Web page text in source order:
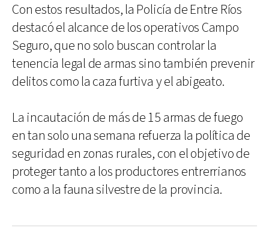
Con estos resultados, la Policía de Entre Ríos
destacó el alcance de los operativos Campo
Seguro, que no solo buscan controlar la
tenencia legal de armas sino también prevenir
delitos como la caza furtiva y el abigeato.
La incautación de más de 15 armas de fuego
en tan solo una semana refuerza la política de
seguridad en zonas rurales, con el objetivo de
proteger tanto a los productores entrerrianos
como a la fauna silvestre de la provincia.